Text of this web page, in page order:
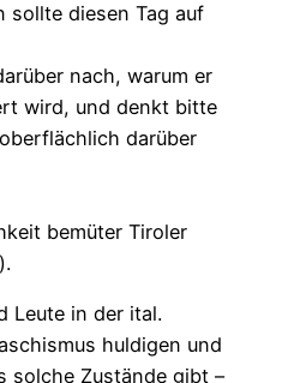
sollte diesen Tag auf
nach, warum er
wird, und denkt bitte
darüber
bemüter Tiroler
Leute in der ital.
huldigen und
solche Zustände gibt –